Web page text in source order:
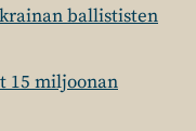
ballististen
15 miljoonan